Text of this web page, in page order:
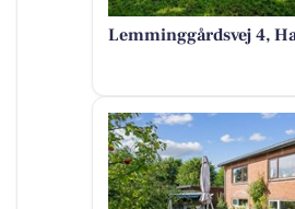
Lemminggårdsvej 4,